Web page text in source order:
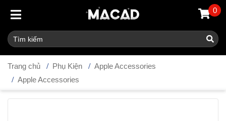
0
Trang chủ Phụ Kiện
Apple Accessories
Apple Accessories